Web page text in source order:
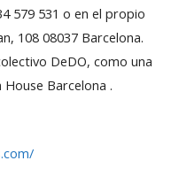
579 531 o en el propio
108 08037 Barcelona.
DeDO, como una
Barcelona .